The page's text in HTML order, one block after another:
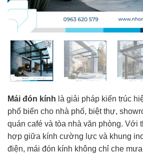
Mái đón kính là giải pháp kiến trúc
phổ biến cho nhà phố, biệt thự,
quán café và tòa nhà văn phòng. Với
hợp giữa kính cường lực và khung
điện, mái đón kính không chỉ che